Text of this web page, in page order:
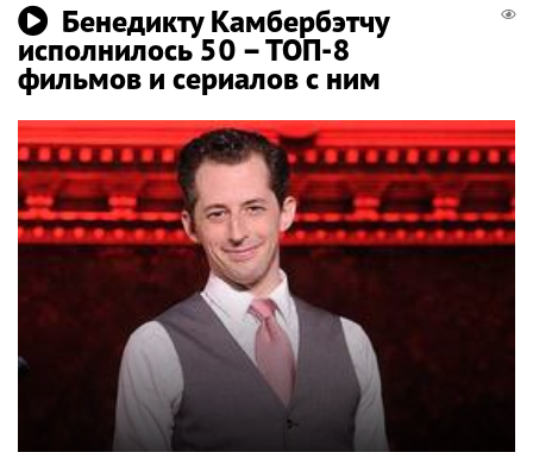
Бенедикту Камбербэтчу
исполнилось 50 – ТОП-8
фильмов и сериалов с ним